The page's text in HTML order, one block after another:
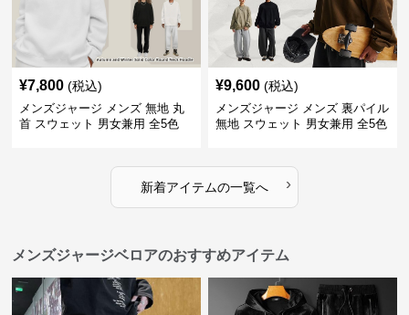
¥7,800 (税込)
メンズジャージ メンズ 無地 丸
首 スウェット 男女兼用 全5色
¥9,600 (税込)
メンズジャージ メンズ 裏パイル
無地 スウェット 男女兼用 全5色
新着アイテムの一覧へ ›
メンズジャージベロアのおすすめアイテム